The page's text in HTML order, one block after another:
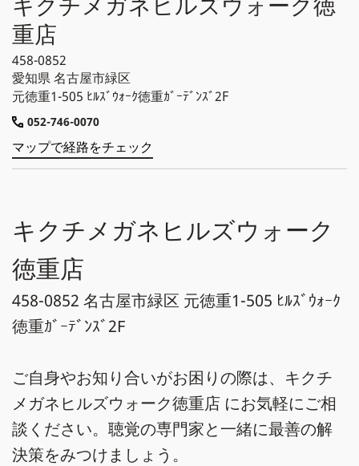
重店
458-0852
愛知県名古屋市緑区
元徳重1-505 ﾋﾙｽﾞｳｫｰｸ徳重ｶﾞｰﾃﾞﾝｽﾞ2F
052-746-0070
マップで経路をチェック
キクチメガネヒルズウォーク
徳重店
458-0852 名古屋市緑区 元徳重1-505 ﾋﾙｽﾞｳｫｰｸ
徳重ｶﾞｰﾃﾞﾝｽﾞ2F
ご自身やお知り合いがお困りの際は、キクチ
メガネヒルズウォーク徳重店 にお気軽にご相
談ください。聴覚の専門家と一緒に最善の解
決策をみつけましょう。